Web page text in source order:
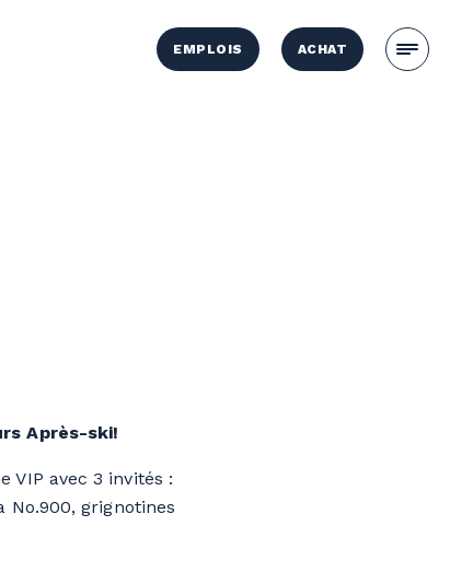
EMPLOIS ACHAT
Après-ski!
VIP avec 3 invités :
No.900, grignotines